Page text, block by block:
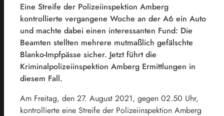
Eine Streife der Polizeiinspektion Amberg
kontrollierte vergangene Woche an der A6 ein Auto
und machte dabei einen interessanten Fund: Die
Beamten stellten mehrere mutmaßlich gefälschte
Blanko-Impfpässe sicher. Jetzt führt die
Kriminalpolizeiinspektion Amberg Ermittlungen in
diesem Fall.
Am Freitag, den 27. August 2021, gegen 02.50 Uhr,
kontrollierte eine Streife der Polizeiinspektion Amberg